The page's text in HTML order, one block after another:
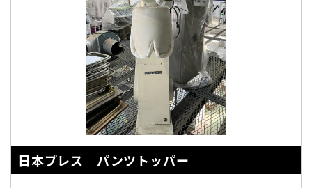
日本プレス パンツトッパー